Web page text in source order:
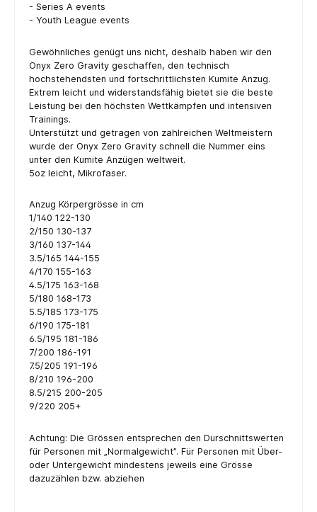
- Series A events
- Youth League events
Gewöhnliches genügt uns nicht, deshalb haben wir den
Onyx Zero Gravity geschaffen, den technisch
hochstehendsten und fortschrittlichsten Kumite Anzug.
Extrem leicht und widerstandsfähig bietet sie die beste
Leistung bei den höchsten Wettkämpfen und intensiven
Trainings.
Unterstützt und getragen von zahlreichen Weltmeistern
wurde der Onyx Zero Gravity schnell die Nummer eins
unter den Kumite Anzügen weltweit.
5oz leicht, Mikrofaser.
Anzug Körpergrösse in cm
1/140 122-130
2/150 130-137
3/160 137-144
3.5/165 144-155
4/170 155-163
4.5/175 163-168
5/180 168-173
5.5/185 173-175
6/190 175-181
6.5/195 181-186
7/200 186-191
7.5/205 191-196
8/210 196-200
8.5/215 200-205
9/220 205+
Achtung: Die Grössen entsprechen den Durschnittswerten
für Personen mit „Normalgewicht”. Für Personen mit Über-
oder Untergewicht mindestens jeweils eine Grösse
dazuzählen bzw. abziehen